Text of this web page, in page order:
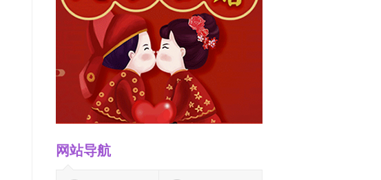
网站导航